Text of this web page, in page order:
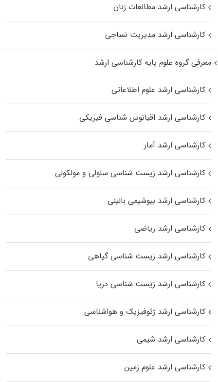
کارشناسی ارشد مطالعات زنان
کارشناسی ارشد مدیریت نساجی
معرفی گروه علوم پایه کارشناسی ارشد
کارشناسی ارشد علوم اطلاعاتی
کارشناسی ارشد اقیانوس‌ شناسی فیزیکی
کارشناسی ارشد آمار
کارشناسی ارشد زیست شناسی سلولی و مولکولی
کارشناسی ارشد بیوشیمی بالینی
کارشناسی ارشد ریاضی
کارشناسی ارشد زیست‌ شناسی گیاهی
کارشناسی ارشد زیست‌ شناسی دریا
کارشناسی ارشد ژئوفیزیک و هواشناسی
کارشناسی ارشد شیمی
کارشناسی ارشد علوم زمین